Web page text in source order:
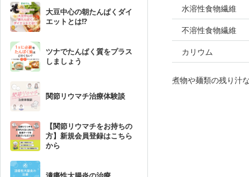
大豆中心の朝たんぱくダイ
エットとは!?
ツナでたんぱく質をプラス
しましょう
関節リウマチ治療体験談
【関節リウマチをお持ちの
方】新規会員登録はこちら
から
水溶性食物繊維
不溶性食物繊維
カリウム
煮物や麺類の残り汁